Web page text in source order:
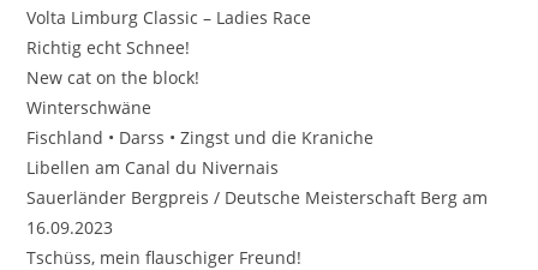
Volta Limburg Classic – Ladies Race
Richtig echt Schnee!
New cat on the block!
Winterschwäne
Fischland • Darss • Zingst und die Kraniche
Libellen am Canal du Nivernais
Sauerländer Bergpreis / Deutsche Meisterschaft Berg am
16.09.2023
Tschüss, mein flauschiger Freund!